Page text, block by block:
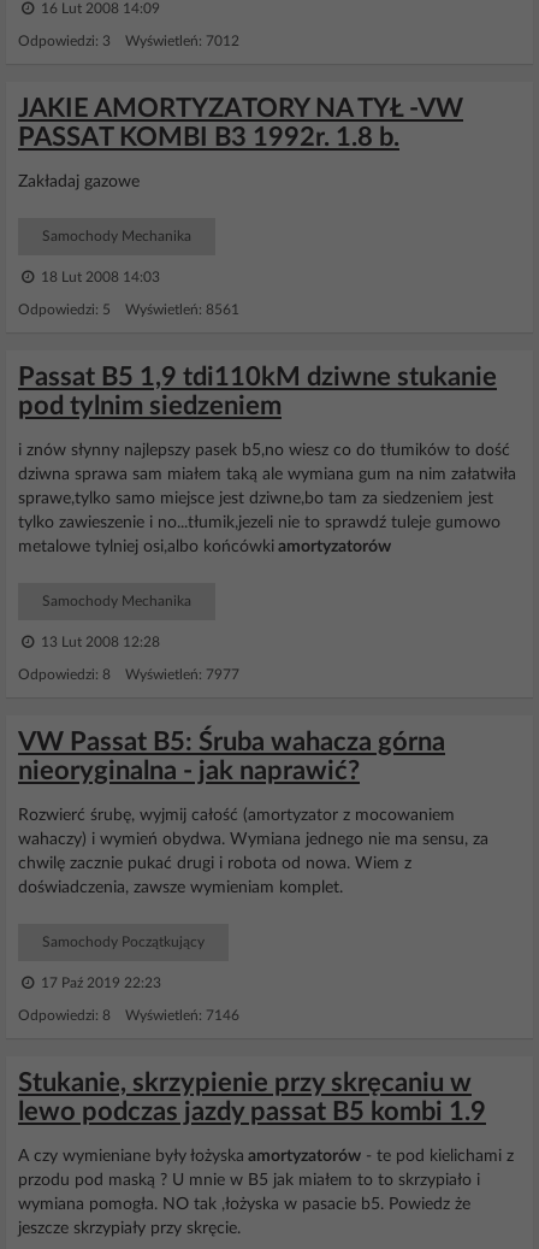
16 Lut 2008 14:09
Odpowiedzi: 3 Wyświetleń: 7012
JAKIE AMORTYZATORY NA TYŁ -VW
PASSAT KOMBI B3 1992r. 1.8 b.
Zakładaj gazowe
Samochody Mechanika
18 Lut 2008 14:03
Odpowiedzi: 5 Wyświetleń: 8561
Passat B5 1,9 tdi110kM dziwne stukanie
pod tylnim siedzeniem
i znów słynny najlepszy pasek b5,no wiesz co do tłumików to dość
dziwna sprawa sam miałem taką ale wymiana gum na nim załatwiła
sprawe,tylko samo miejsce jest dziwne,bo tam za siedzeniem jest
tylko zawieszenie i no...tłumik,jezeli nie to sprawdź tuleje gumowo
metalowe tylniej osi,albo końcówki amortyzatorów
Samochody Mechanika
13 Lut 2008 12:28
Odpowiedzi: 8 Wyświetleń: 7977
VW Passat B5: Śruba wahacza górna
nieoryginalna - jak naprawić?
Rozwierć śrubę, wyjmij całość (amortyzator z mocowaniem
wahaczy) i wymień obydwa. Wymiana jednego nie ma sensu, za
chwilę zacznie pukać drugi i robota od nowa. Wiem z
doświadczenia, zawsze wymieniam komplet.
Samochody Początkujący
17 Paź 2019 22:23
Odpowiedzi: 8 Wyświetleń: 7146
Stukanie, skrzypienie przy skręcaniu w
lewo podczas jazdy passat B5 kombi 1.9
A czy wymieniane były łożyska amortyzatorów - te pod kielichami z
przodu pod maską ? U mnie w B5 jak miałem to to skrzypiało i
wymiana pomogła. NO tak ,łożyska w pasacie b5. Powiedz że
jeszcze skrzypiały przy skręcie.